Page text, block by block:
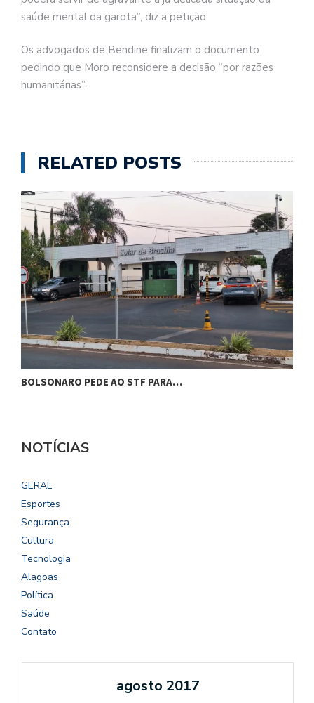
saúde mental da garota”, diz a petição.
Os advogados de Bendine finalizam o documento
pedindo que Moro reconsidere a decisão “por razões
humanitárias”.
RELATED POSTS
BOLSONARO PEDE AO STF PARA…
NOTÍCIAS
GERAL
Esportes
Segurança
Cultura
Tecnologia
Alagoas
Política
Saúde
Contato
agosto 2017